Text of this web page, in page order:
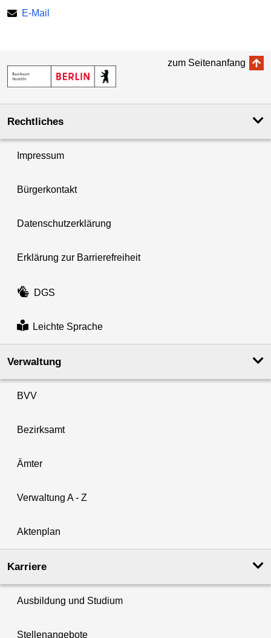
E-Mail
zum Seitenanfang
Rechtliches
Impressum
Bürgerkontakt
Datenschutzerklärung
Erklärung zur Barrierefreiheit
DGS
Leichte Sprache
Verwaltung
BVV
Bezirksamt
Ämter
Verwaltung A - Z
Aktenplan
Karriere
Ausbildung und Studium
Stellenangebote